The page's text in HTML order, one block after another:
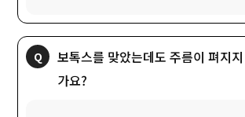
보톡스를 맞았는데도 주름이 펴지
가요?